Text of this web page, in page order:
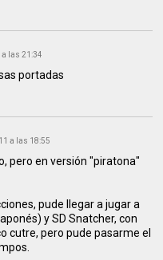
a las 21:34
portadas
a las 18:55
pero en versión "piratona"
pude llegar a jugar a
y SD Snatcher, con
cutre, pero pude pasarme el